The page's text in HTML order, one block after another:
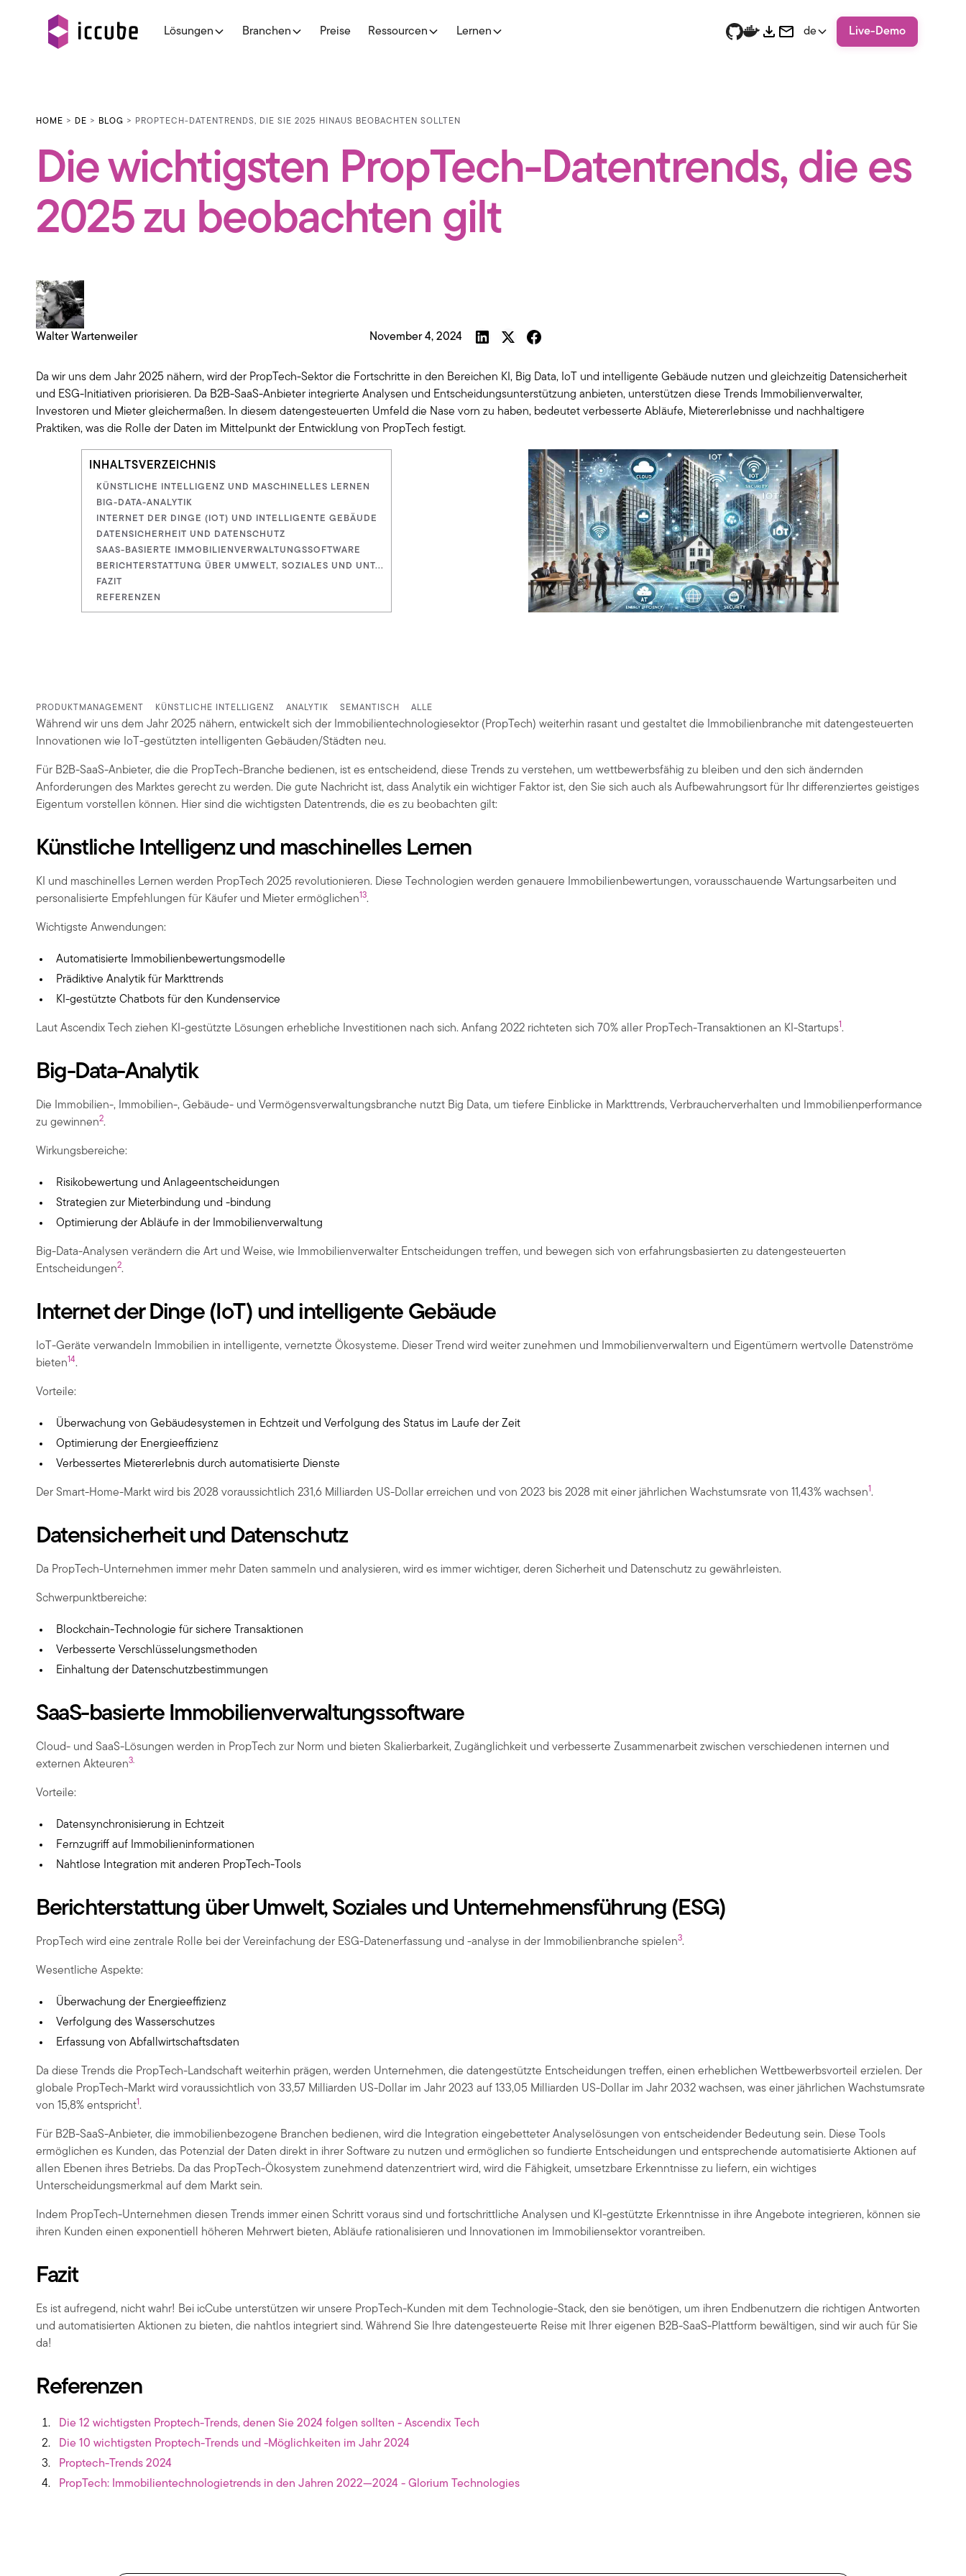
Lösungen Branchen Preise Ressourcen Lernen de Live-Demo
HOME > DE > BLOG > PROPTECH-DATENTRENDS, DIE SIE 2025 HINAUS BEOBACHTEN SOLLTEN
Die wichtigsten PropTech-Datentrends, die es
2025 zu beobachten gilt
Walter Wartenweiler November 4, 2024
Da wir uns dem Jahr 2025 nähern, wird der PropTech-Sektor die Fortschritte in den Bereichen KI, Big Data, IoT und intelligente Gebäude nutzen und gleichzeitig Datensicherheit
und ESG-Initiativen priorisieren. Da B2B-SaaS-Anbieter integrierte Analysen und Entscheidungsunterstützung anbieten, unterstützen diese Trends Immobilienverwalter,
Investoren und Mieter gleichermaßen. In diesem datengesteuerten Umfeld die Nase vorn zu haben, bedeutet verbesserte Abläufe, Mietererlebnisse und nachhaltigere
Praktiken, was die Rolle der Daten im Mittelpunkt der Entwicklung von PropTech festigt.
INHALTSVERZEICHNIS
KÜNSTLICHE INTELLIGENZ UND MASCHINELLES LERNEN
BIG-DATA-ANALYTIK
INTERNET DER DINGE (IOT) UND INTELLIGENTE GEBÄUDE
DATENSICHERHEIT UND DATENSCHUTZ
SAAS-BASIERTE IMMOBILIENVERWALTUNGSSOFTWARE
BERICHTERSTATTUNG ÜBER UMWELT, SOZIALES UND UNT...
FAZIT
REFERENZEN
PRODUKTMANAGEMENT KÜNSTLICHE INTELLIGENZ ANALYTIK SEMANTISCH ALLE
Während wir uns dem Jahr 2025 nähern, entwickelt sich der Immobilientechnologiesektor (PropTech) weiterhin rasant und gestaltet die Immobilienbranche mit datengesteuerten
Innovationen wie IoT-gestützten intelligenten Gebäuden/Städten neu.
Für B2B-SaaS-Anbieter, die die PropTech-Branche bedienen, ist es entscheidend, diese Trends zu verstehen, um wettbewerbsfähig zu bleiben und den sich ändernden
Anforderungen des Marktes gerecht zu werden. Die gute Nachricht ist, dass Analytik ein wichtiger Faktor ist, den Sie sich auch als Aufbewahrungsort für Ihr differenziertes geistiges
Eigentum vorstellen können. Hier sind die wichtigsten Datentrends, die es zu beobachten gilt:
Künstliche Intelligenz und maschinelles Lernen
KI und maschinelles Lernen werden PropTech 2025 revolutionieren. Diese Technologien werden genauere Immobilienbewertungen, vorausschauende Wartungsarbeiten und
personalisierte Empfehlungen für Käufer und Mieter ermöglichen13.
Wichtigste Anwendungen:
Automatisierte Immobilienbewertungsmodelle
Prädiktive Analytik für Markttrends
KI-gestützte Chatbots für den Kundenservice
Laut Ascendix Tech ziehen KI-gestützte Lösungen erhebliche Investitionen nach sich. Anfang 2022 richteten sich 70% aller PropTech-Transaktionen an KI-Startups1.
Big-Data-Analytik
Die Immobilien-, Immobilien-, Gebäude- und Vermögensverwaltungsbranche nutzt Big Data, um tiefere Einblicke in Markttrends, Verbraucherverhalten und Immobilienperformance
zu gewinnen2.
Wirkungsbereiche:
Risikobewertung und Anlageentscheidungen
Strategien zur Mieterbindung und -bindung
Optimierung der Abläufe in der Immobilienverwaltung
Big-Data-Analysen verändern die Art und Weise, wie Immobilienverwalter Entscheidungen treffen, und bewegen sich von erfahrungsbasierten zu datengesteuerten
Entscheidungen2.
Internet der Dinge (IoT) und intelligente Gebäude
IoT-Geräte verwandeln Immobilien in intelligente, vernetzte Ökosysteme. Dieser Trend wird weiter zunehmen und Immobilienverwaltern und Eigentümern wertvolle Datenströme
bieten14.
Vorteile:
Überwachung von Gebäudesystemen in Echtzeit und Verfolgung des Status im Laufe der Zeit
Optimierung der Energieeffizienz
Verbessertes Mietererlebnis durch automatisierte Dienste
Der Smart-Home-Markt wird bis 2028 voraussichtlich 231,6 Milliarden US-Dollar erreichen und von 2023 bis 2028 mit einer jährlichen Wachstumsrate von 11,43% wachsen1.
Datensicherheit und Datenschutz
Da PropTech-Unternehmen immer mehr Daten sammeln und analysieren, wird es immer wichtiger, deren Sicherheit und Datenschutz zu gewährleisten.
Schwerpunktbereiche:
Blockchain-Technologie für sichere Transaktionen
Verbesserte Verschlüsselungsmethoden
Einhaltung der Datenschutzbestimmungen
SaaS-basierte Immobilienverwaltungssoftware
Cloud- und SaaS-Lösungen werden in PropTech zur Norm und bieten Skalierbarkeit, Zugänglichkeit und verbesserte Zusammenarbeit zwischen verschiedenen internen und
externen Akteuren3.
Vorteile:
Datensynchronisierung in Echtzeit
Fernzugriff auf Immobilieninformationen
Nahtlose Integration mit anderen PropTech-Tools
Berichterstattung über Umwelt, Soziales und Unternehmensführung (ESG)
PropTech wird eine zentrale Rolle bei der Vereinfachung der ESG-Datenerfassung und -analyse in der Immobilienbranche spielen3.
Wesentliche Aspekte:
Überwachung der Energieeffizienz
Verfolgung des Wasserschutzes
Erfassung von Abfallwirtschaftsdaten
Da diese Trends die PropTech-Landschaft weiterhin prägen, werden Unternehmen, die datengestützte Entscheidungen treffen, einen erheblichen Wettbewerbsvorteil erzielen. Der
globale PropTech-Markt wird voraussichtlich von 33,57 Milliarden US-Dollar im Jahr 2023 auf 133,05 Milliarden US-Dollar im Jahr 2032 wachsen, was einer jährlichen Wachstumsrate
von 15,8% entspricht1.
Für B2B-SaaS-Anbieter, die immobilienbezogene Branchen bedienen, wird die Integration eingebetteter Analyselösungen von entscheidender Bedeutung sein. Diese Tools
ermöglichen es Kunden, das Potenzial der Daten direkt in ihrer Software zu nutzen und ermöglichen so fundierte Entscheidungen und entsprechende automatisierte Aktionen auf
allen Ebenen ihres Betriebs. Da das PropTech-Ökosystem zunehmend datenzentriert wird, wird die Fähigkeit, umsetzbare Erkenntnisse zu liefern, ein wichtiges
Unterscheidungsmerkmal auf dem Markt sein.
Indem PropTech-Unternehmen diesen Trends immer einen Schritt voraus sind und fortschrittliche Analysen und KI-gestützte Erkenntnisse in ihre Angebote integrieren, können sie
ihren Kunden einen exponentiell höheren Mehrwert bieten, Abläufe rationalisieren und Innovationen im Immobiliensektor vorantreiben.
Fazit
Es ist aufregend, nicht wahr! Bei icCube unterstützen wir unsere PropTech-Kunden mit dem Technologie-Stack, den sie benötigen, um ihren Endbenutzern die richtigen Antworten
und automatisierten Aktionen zu bieten, die nahtlos integriert sind. Während Sie Ihre datengesteuerte Reise mit Ihrer eigenen B2B-SaaS-Plattform bewältigen, sind wir auch für Sie
da!
Referenzen
Die 12 wichtigsten Proptech-Trends, denen Sie 2024 folgen sollten - Ascendix Tech
Die 10 wichtigsten Proptech-Trends und -Möglichkeiten im Jahr 2024
Proptech-Trends 2024
PropTech: Immobilientechnologietrends in den Jahren 2022—2024 - Glorium Technologies